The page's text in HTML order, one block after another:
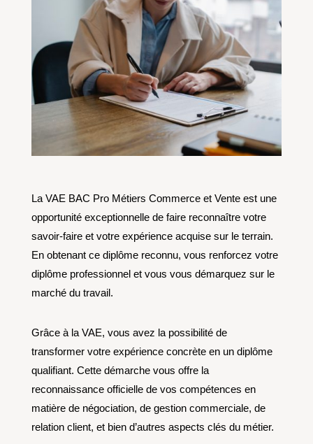
La VAE BAC Pro Métiers Commerce et Vente est une
opportunité exceptionnelle de faire reconnaître votre
savoir-faire et votre expérience acquise sur le terrain.
En obtenant ce diplôme reconnu, vous renforcez votre
diplôme professionnel et vous vous démarquez sur le
marché du travail.
Grâce à la VAE, vous avez la possibilité de
transformer votre expérience concrète en un diplôme
qualifiant. Cette démarche vous offre la
reconnaissance officielle de vos compétences en
matière de négociation, de gestion commerciale, de
relation client, et bien d’autres aspects clés du métier.